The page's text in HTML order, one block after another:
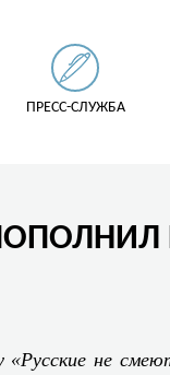
ПРЕСС-СЛУЖБА
не